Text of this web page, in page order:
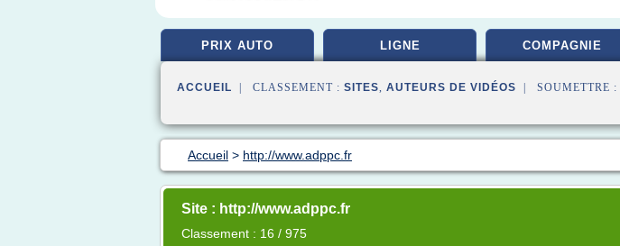
PRIX AUTO LIGNE COMPAGNIE
ACCUEIL | CLASSEMENT : SITES, AUTEURS DE VIDÉOS | SOUMETTRE :
Accueil > http://www.adppc.fr
Site : http://www.adppc.fr
Classement : 16 / 975